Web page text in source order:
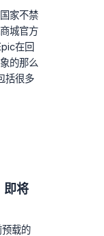
家不禁
城官方
在回
的那么
括很多
即将
载的